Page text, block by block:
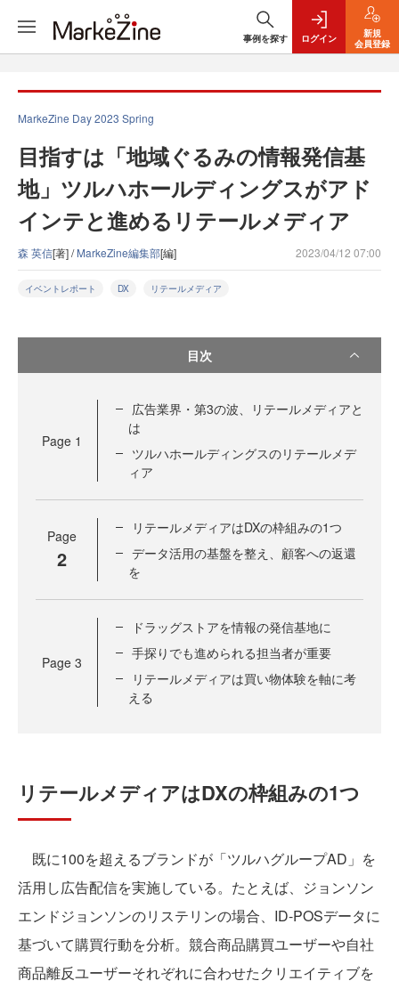
事例を探す ログイン
新規
会員登録
MarkeZine Day 2023 Spring
目指すは「地域ぐるみの情報発信基
地」ツルハホールディングスがアド
インテと進めるリテールメディア
森 英信[著] /MarkeZine編集部[編] 2023/04/12 07:00
イベントレポート DX リテールメディア
目次
Page 1
広告業界・第3の波、リテールメディアと
は
ツルハホールディングスのリテールメデ
ィア
Page
2
リテールメディアはDXの枠組みの1つ
データ活用の基盤を整え、顧客への返還
を
Page 3
ドラッグストアを情報の発信基地に
手探りでも進められる担当者が重要
リテールメディアは買い物体験を軸に考
える
リテールメディアはDXの枠組みの1つ
既に100を超えるブランドが「ツルハグループAD」を
活用し広告配信を実施している。たとえば、ジョンソン
エンドジョンソンのリステリンの場合、ID-POSデータに
基づいて購買行動を分析。競合商品購買ユーザーや自社
商品離反ユーザーそれぞれに合わせたクリエイティブを